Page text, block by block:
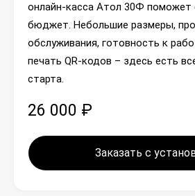
онлайн-касса Атол 30Ф поможет
бюджет. Небольшие размеры,
обслуживания, готовность к
печать QR-кодов – здесь есть
старта.
26 000 ₽
Заказать с